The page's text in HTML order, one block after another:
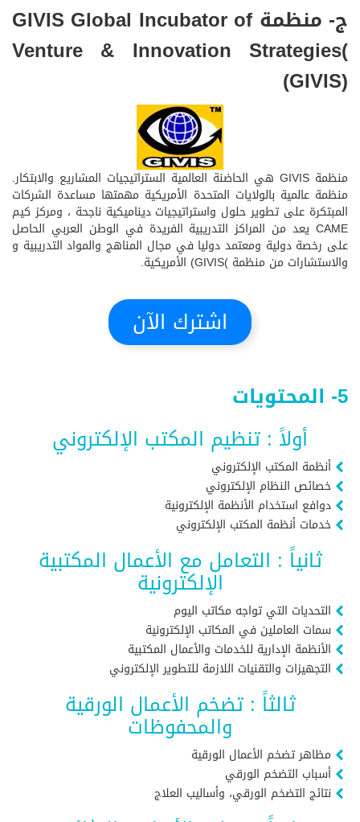
ج- منظمة GIVIS Global Incubator of
Venture & Innovation Strategies(
(GIVIS)
منظمة GIVIS هي الحاضنة العالمية الستراتيجيات المشاريع والابتكار.
منظمة عالمية بالولايات المتحدة الأمريكية مهمتها مساعدة الشركات
المبتكرة على تطوير حلول واستراتيجيات ديناميكية ناجحة ، ومركز كيم
CAME يعد من المراكز التدريبية الفريدة في الوطن العربي الحاصل
على رخصة دولية ومعتمد دوليا في مجال المناهج والمواد التدريبية و
والاستشارات من منظمة )GIVIS) الأمريكية.
اشترك الآن
5- المحتويات
أولاً : تنظيم المكتب الإلكتروني
أنظمة المكتب الإلكتروني
خصائص النظام الإلكتروني
دوافع استخدام الأنظمة الإلكترونية
خدمات أنظمة المكتب الإلكتروني
ثانياً : التعامل مع الأعمال المكتبية
الإلكترونية
التحديات التي تواجه مكاتب اليوم
سمات العاملين في المكاتب الإلكترونية
الأنظمة الإدارية للخدمات والأعمال المكتبية
التجهيزات والتقنيات اللازمة للتطوير الإلكتروني
ثالثاً : تضخم الأعمال الورقية
والمحفوظات
مظاهر تضخم الأعمال الورقية
أسباب التضخم الورقي
نتائج التضخم الورقي، وأساليب العلاج